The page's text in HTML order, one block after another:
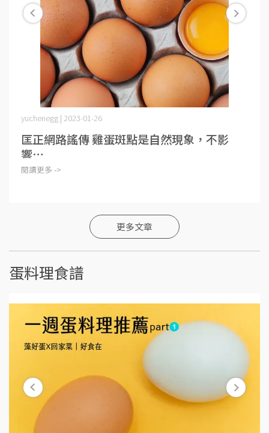
yuchenegg | 2023-01-26
匡正網路謠傳 雞蛋斑點是自然現象，不影
響⋯
閱讀更多 ->
更多文章
蛋料理食譜